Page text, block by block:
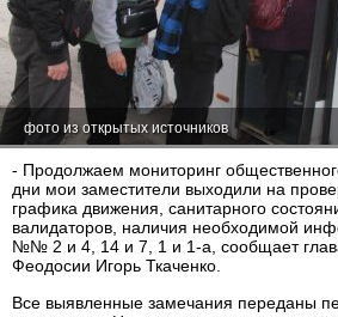
фото из открытых источников
- Продолжаем мониторинг
дни мои заместители выходили на
графика движения, санитарного
валидаторов, наличия необходимой
№№ 2 и 4, 14 и 7, 1 и 1-а, сообщает
Феодосии Игорь Ткаченко.
Все выявленные замечания переданы